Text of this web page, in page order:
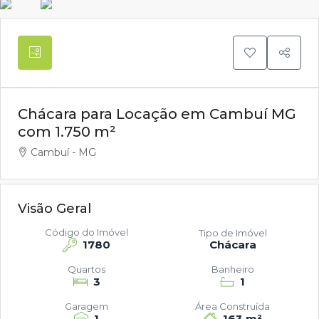
Chácara para Locação em Cambuí MG
com 1.750 m²
Cambuí - MG
Visão Geral
1780
Código do Imóvel
Chácara
Tipo de Imóvel
3
Quartos
1
Banheiro
Garagem Área Construída